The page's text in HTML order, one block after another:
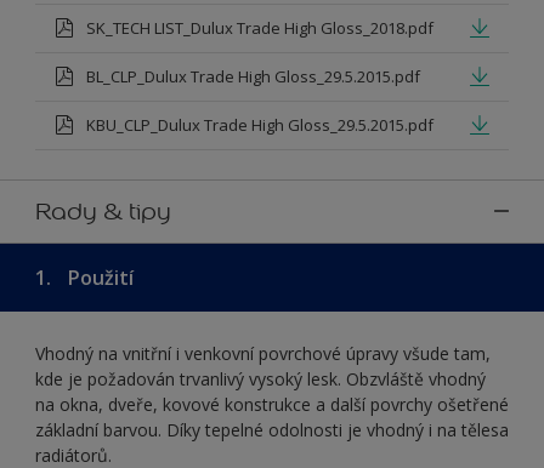
SK_TECH LIST_Dulux Trade High Gloss_2018.pdf
BL_CLP_Dulux Trade High Gloss_29.5.2015.pdf
KBU_CLP_Dulux Trade High Gloss_29.5.2015.pdf
Rady & tipy
1. Použití
Vhodný na vnitřní i venkovní povrchové úpravy všude tam,
kde je požadován trvanlivý vysoký lesk. Obzvláště vhodný
na okna, dveře, kovové konstrukce a další povrchy ošetřené
základní barvou. Díky tepelné odolnosti je vhodný i na tělesa
radiátorů.